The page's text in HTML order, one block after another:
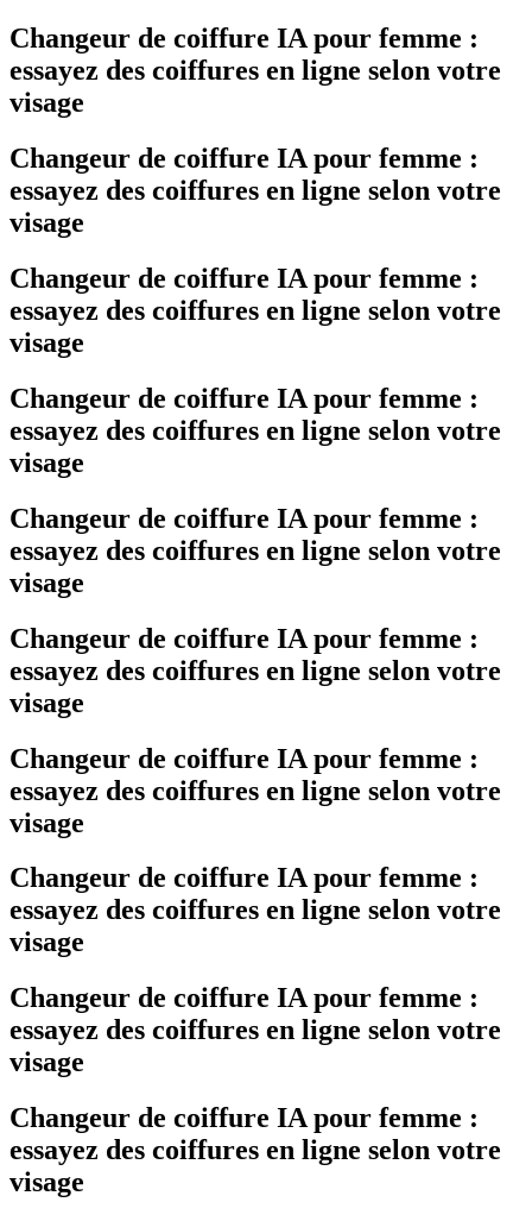
Changeur de coiffure IA pour femme :
essayez des coiffures en ligne selon votre
visage
Changeur de coiffure IA pour femme :
essayez des coiffures en ligne selon votre
visage
Changeur de coiffure IA pour femme :
essayez des coiffures en ligne selon votre
visage
Changeur de coiffure IA pour femme :
essayez des coiffures en ligne selon votre
visage
Changeur de coiffure IA pour femme :
essayez des coiffures en ligne selon votre
visage
Changeur de coiffure IA pour femme :
essayez des coiffures en ligne selon votre
visage
Changeur de coiffure IA pour femme :
essayez des coiffures en ligne selon votre
visage
Changeur de coiffure IA pour femme :
essayez des coiffures en ligne selon votre
visage
Changeur de coiffure IA pour femme :
essayez des coiffures en ligne selon votre
visage
Changeur de coiffure IA pour femme :
essayez des coiffures en ligne selon votre
visage